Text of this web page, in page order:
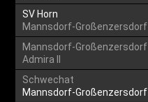
SV Horn
Mannsdorf-Großenzersdorf
Mannsdorf-Großenzersdorf
Admira II
Schwechat
Mannsdorf-Großenzersdorf